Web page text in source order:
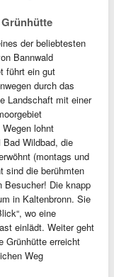
der beliebtesten
Bannwald
führt ein gut
durch das
Landschaft mit einer
lohnt
Bad Wildbad, die
(montags und
sind die berühmten
Besucher! Die knapp
in Kaltenbronn. Sie
wo eine
einlädt. Weiter geht
Grünhütte erreicht
Weg